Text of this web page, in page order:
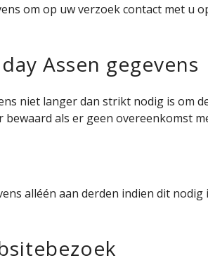
om op uw verzoek contact met u
Assen gegevens
niet langer dan strikt nodig is om
als er geen overeenkomst
alléén aan derden indien dit